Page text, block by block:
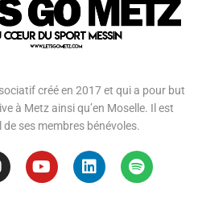
créé en 2017 et qui a pour but
à Metz ainsi qu’en Moselle. Il est
ses membres bénévoles.